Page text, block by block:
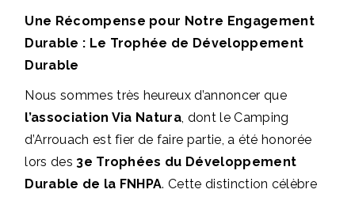
Une Récompense pour Notre Engagement
Durable : Le Trophée de Développement
Durable
Nous sommes très heureux d’annoncer que
l’association Via Natura, dont le Camping
d’Arrouach est fier de faire partie, a été honorée
lors des 3e Trophées du Développement
Durable de la FNHPA. Cette distinction célèbre